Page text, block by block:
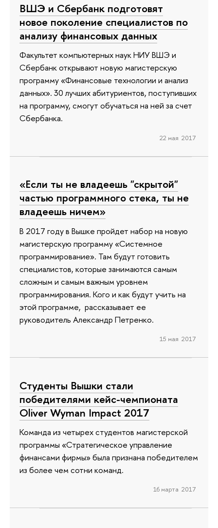
ВШЭ и Сбербанк подготовят
новое поколение специалистов по
анализу финансовых данных
Факультет компьютерных наук НИУ ВШЭ и
Сбербанк открывают новую магистерскую
программу «Финансовые технологии и анализ
данных». 30 лучших абитуриентов, поступивших
на программу, смогут обучаться на ней за счет
Сбербанка.
22 мая 2017
«Если ты не владеешь "скрытой"
частью программного стека, ты не
владеешь ничем»
В 2017 году в Вышке пройдет набор на новую
магистерскую программу «Системное
программирование». Там будут готовить
специалистов, которые занимаются самым
сложным и самым важным уровнем
программирования. Кого и как будут учить на
этой программе, рассказывает ее
руководитель Александр Петренко.
15 мая 2017
Студенты Вышки стали
победителями кейс-чемпионата
Oliver Wyman Impact 2017
Команда из четырех студентов магистерской
программы «Стратегическое управление
финансами фирмы» была признана победителем
из более чем сотни команд.
16 марта 2017